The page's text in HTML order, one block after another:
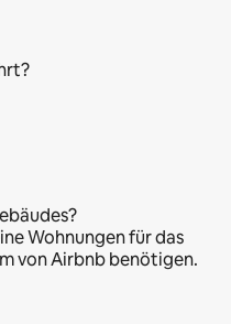
Wohnungen für das
von Airbnb benötigen.